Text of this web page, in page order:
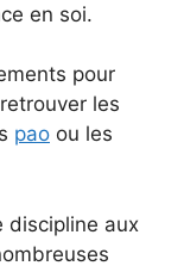
en soi.
pour
les
pao ou les
discipline aux